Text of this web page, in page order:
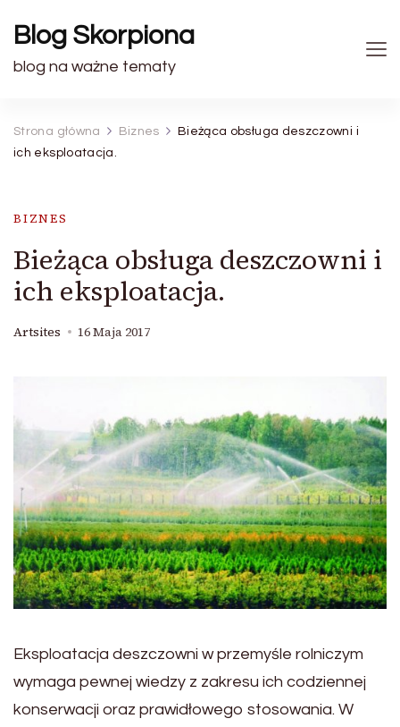
Blog Skorpiona
blog na ważne tematy
Strona główna Biznes
Bieżąca obsługa deszczowni i
ich eksploatacja.
BIZNES
Bieżąca obsługa deszczowni i
ich eksploatacja.
Artsites 16 Maja 2017
Eksploatacja deszczowni w przemyśle rolniczym
wymaga pewnej wiedzy z zakresu ich codziennej
konserwacji oraz prawidłowego stosowania. W